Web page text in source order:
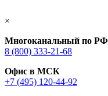
×
Многоканальный по РФ
8 (800) 333‑21-68
Офис в МСК
+7 (495) 120-44-92